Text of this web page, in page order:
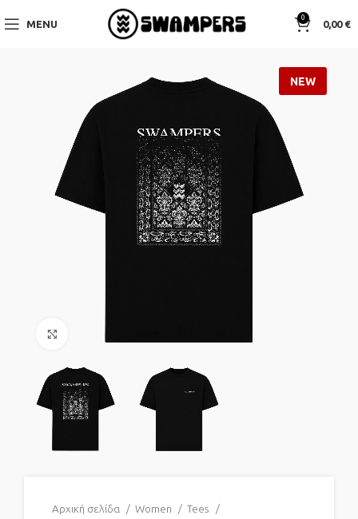
MENU
0
0,00 €
Click to enlarge
NEW
Αρχική σελίδα Women
Tees